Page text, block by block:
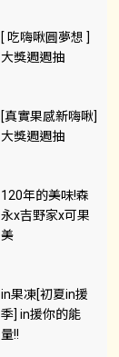
[ 吃嗨啾圓夢想 ]
大獎週週抽
[真實果感新嗨啾]
大獎週週抽
120年的美味!森
永x吉野家x可果
美
in果凍[初夏in援
季] in援你的能
量!!